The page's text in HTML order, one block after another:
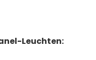
Leuchten: